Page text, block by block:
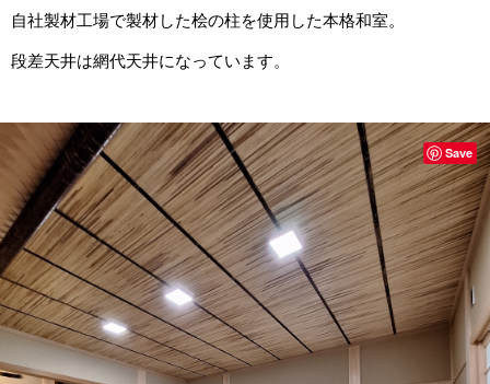
自社製材工場で製材した桧の柱を使用した本格和室。
段差天井は網代天井になっています。
Save